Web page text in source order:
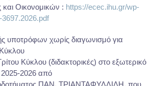
και Οικονομικών : https://ecec.ihu.gr/wp-
υποτρόφων χωρίς διαγωνισμό για
Κύκλου (διδακτορικές) στο εξωτερικό
2025-2026 από
ΠΑΝ. ΤΡΙΑΝΤΑΦΥΛΛΙΔΗ, που